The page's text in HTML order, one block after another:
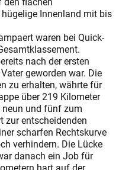
Innenland mit bis
waren bei Quick-
nach der ersten
geworden war. Die
zu erhalten, währte für
über 219 Kilometer
und fünf zum
zur entscheidenden
scharfen Rechtskurve
verhindern. Die Lücke
danach ein Job für